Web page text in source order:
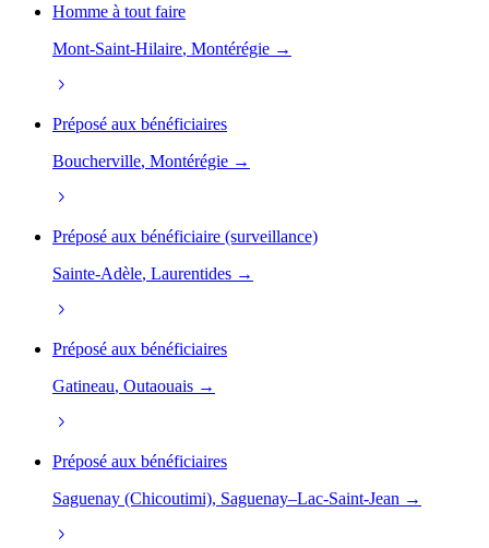
Homme à tout faire
Mont-Saint-Hilaire, Montérégie →
Préposé aux bénéficiaires
Boucherville, Montérégie →
Préposé aux bénéficiaire (surveillance)
Sainte-Adèle, Laurentides →
Préposé aux bénéficiaires
Gatineau, Outaouais →
Préposé aux bénéficiaires
Saguenay (Chicoutimi), Saguenay–Lac-Saint-Jean →